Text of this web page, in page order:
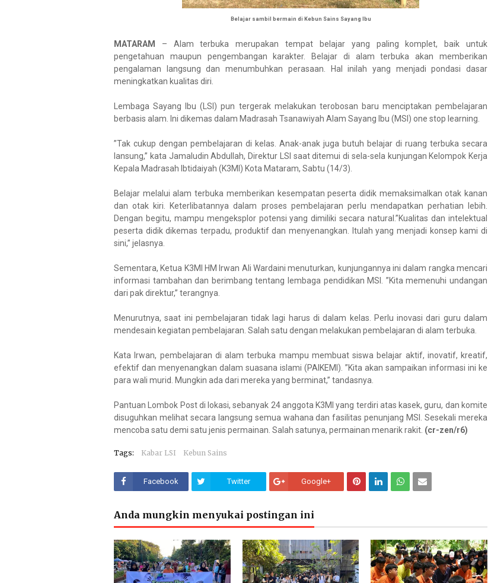
Belajar sambil bermain di Kebun Sains Sayang Ibu
MATARAM
– Alam terbuka merupakan tempat belajar yang paling komplet, baik untuk
pengetahuan maupun pengembangan karakter. Belajar di alam terbuka akan memberikan
pengalaman langsung dan menumbuhkan perasaan. Hal inilah yang menjadi pondasi dasar
meningkatkan kualitas diri.
Lembaga Sayang Ibu (LSI) pun tergerak melakukan terobosan baru menciptakan pembelajaran
berbasis alam. Ini dikemas dalam Madrasah Tsanawiyah Alam Sayang Ibu (MSI) one stop learning.
”Tak cukup dengan pembelajaran di kelas. Anak-anak juga butuh belajar di ruang terbuka secara
lansung,” kata Jamaludin Abdullah, Direktur LSI saat ditemui di sela-sela kunjungan Kelompok Kerja
Kepala Madrasah Ibtidaiyah (K3MI) Kota Mataram, Sabtu (14/3).
Belajar melalui alam terbuka memberikan kesempatan peserta didik memaksimalkan otak kanan
dan otak kiri. Keterlibatannya dalam proses pembelajaran perlu mendapatkan perhatian lebih.
Dengan begitu, mampu mengeksplor potensi yang dimiliki secara natural.”Kualitas dan intelektual
peserta didik dikemas terpadu, produktif dan menyenangkan. Itulah yang menjadi konsep kami di
sini,” jelasnya.
Sementara, Ketua K3MI HM Irwan Ali Wardaini menuturkan, kunjungannya ini dalam rangka mencari
informasi tambahan dan berimbang tentang lembaga pendidikan MSI. ”Kita memenuhi undangan
dari pak direktur,” terangnya.
Menurutnya, saat ini pembelajaran tidak lagi harus di dalam kelas. Perlu inovasi dari guru dalam
mendesain kegiatan pembelajaran. Salah satu dengan melakukan pembelajaran di alam terbuka.
Kata Irwan, pembelajaran di alam terbuka mampu membuat siswa belajar aktif, inovatif, kreatif,
efektif dan menyenangkan dalam suasana islami (PAIKEMI). ”Kita akan sampaikan informasi ini ke
para wali murid. Mungkin ada dari mereka yang berminat,” tandasnya.
Pantuan Lombok Post di lokasi, sebanyak 24 anggota K3MI yang terdiri atas kasek, guru, dan komite
disuguhkan melihat secara langsung semua wahana dan fasilitas penunjang MSI. Sesekali mereka
mencoba satu demi satu jenis permainan. Salah satunya, permainan menarik rakit. (cr-zen/r6)
Tags: Kabar LSI Kebun Sains
Facebook Twitter Google+
Anda mungkin menyukai postingan ini